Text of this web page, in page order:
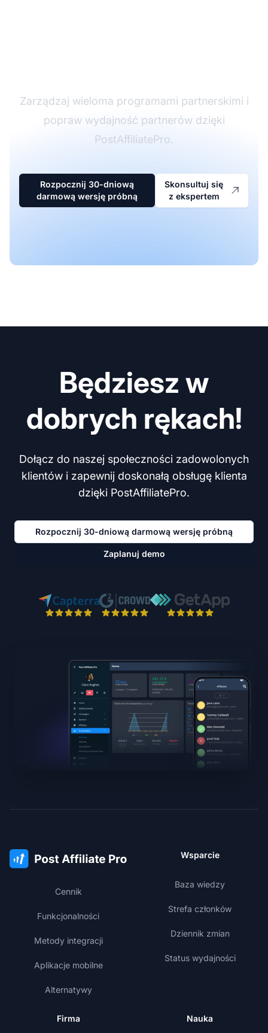
Zarządzaj wieloma programami partnerskimi i
popraw wydajność partnerów dzięki
PostAffiliatePro.
Rozpocznij 30-dniową
darmową wersję próbną
Skonsultuj się
z ekspertem
Będziesz w
dobrych rękach!
Dołącz do naszej społeczności zadowolonych
klientów i zapewnij doskonałą obsługę klienta
dzięki PostAffiliatePro.
Rozpocznij 30-dniową darmową wersję próbną
Zaplanuj demo
Cennik
Funkcjonalności
Metody integracji
Aplikacje mobilne
Alternatywy
Wsparcie
Baza wiedzy
Strefa członków
Dziennik zmian
Status wydajności
Firma Nauka